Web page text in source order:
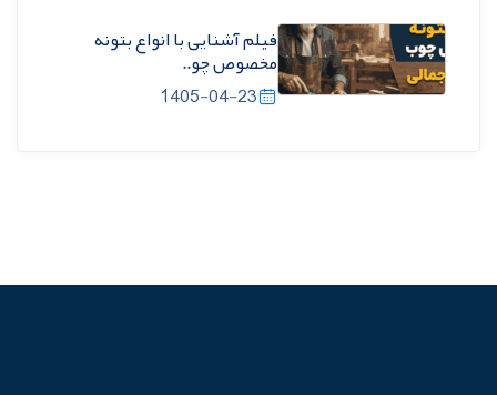
فیلم آشنایی با انواع بتونه
مخصوص چو..
1405-04-23